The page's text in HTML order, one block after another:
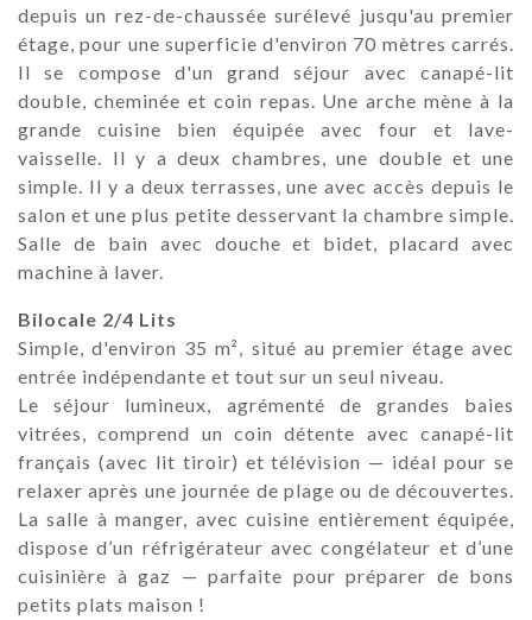
depuis un rez-de-chaussée surélevé jusqu'au premier
étage, pour une superficie d'environ 70 mètres carrés.
Il se compose d'un grand séjour avec canapé-lit
double, cheminée et coin repas. Une arche mène à la
grande cuisine bien équipée avec four et lave-
vaisselle. Il y a deux chambres, une double et une
simple. Il y a deux terrasses, une avec accès depuis le
salon et une plus petite desservant la chambre simple.
Salle de bain avec douche et bidet, placard avec
machine à laver.
Bilocale 2/4 Lits
Simple, d'environ 35 m², situé au premier étage avec
entrée indépendante et tout sur un seul niveau.
Le séjour lumineux, agrémenté de grandes baies
vitrées, comprend un coin détente avec canapé-lit
français (avec lit tiroir) et télévision — idéal pour se
relaxer après une journée de plage ou de découvertes.
La salle à manger, avec cuisine entièrement équipée,
dispose d’un réfrigérateur avec congélateur et d’une
cuisinière à gaz — parfaite pour préparer de bons
petits plats maison !